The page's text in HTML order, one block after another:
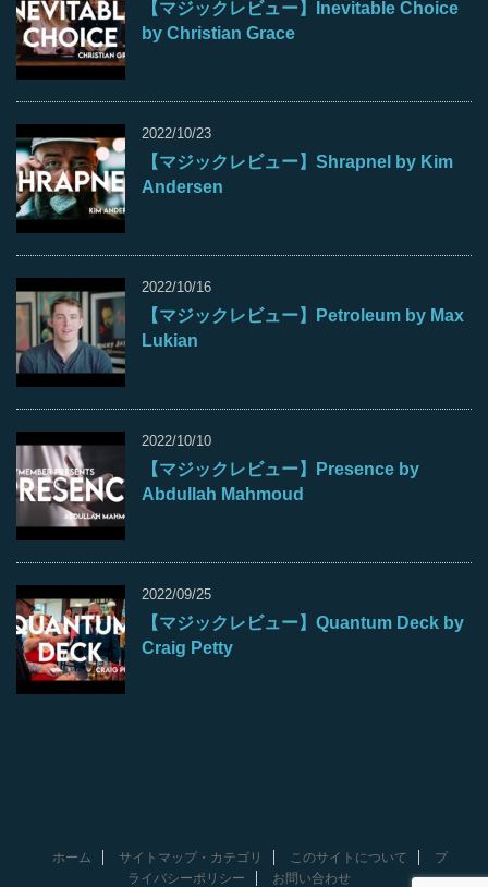
【マジックレビュー】Inevitable Choice
by Christian Grace
2022/10/23
【マジックレビュー】Shrapnel by Kim
Andersen
2022/10/16
【マジックレビュー】Petroleum by Max
Lukian
2022/10/10
【マジックレビュー】Presence by
Abdullah Mahmoud
2022/09/25
【マジックレビュー】Quantum Deck by
Craig Petty
ホーム サイトマップ・カテゴリ このサイトについて
プ
ライバシーポリシー
お問い合わせ